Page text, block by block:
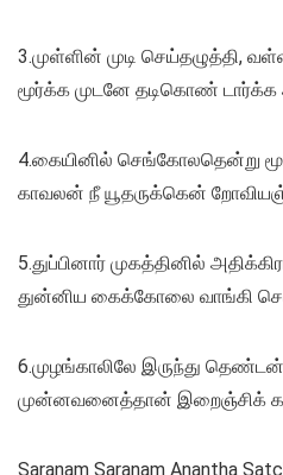
3.முள்ளின் முடி செய்தழுத்தி,
மூர்க்க முடனே தடிகொண் டார்க்க
4.கையினில் செங்கோலதென்று
காவலன் நீ யூதருக்கென்
5.துப்பினார் முகத்தினில்
துன்னிய கைக்கோலை வாங்கி
6.முழங்காலிலே இருந்து
முன்னவனைத்தான் இறைஞ்சிக்
Saranam Saranam Anantha